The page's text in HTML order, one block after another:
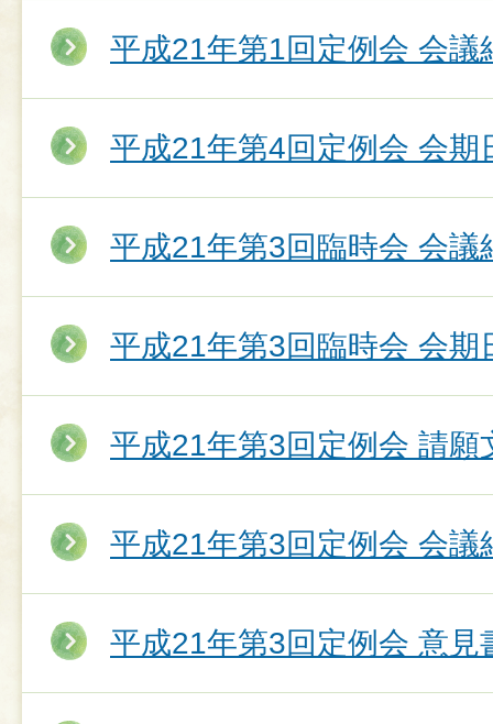
平成21年第1回定例会 会議
平成21年第4回定例会 会期
平成21年第3回臨時会 会議
平成21年第3回臨時会 会期
平成21年第3回定例会 請願
平成21年第3回定例会 会議
平成21年第3回定例会 意見